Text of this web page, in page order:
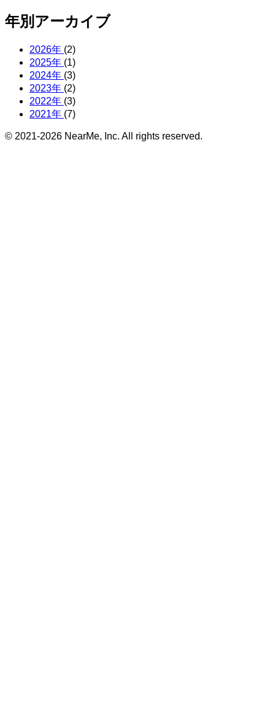
年別アーカイブ
2026年 (2)
2025年 (1)
2024年 (3)
2023年 (2)
2022年 (3)
2021年 (7)
© 2021-2026 NearMe, Inc. All rights reserved.